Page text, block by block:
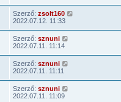
Szerző: zsolt160
2022.07.12. 11:33
Szerző: sznuni
2022.07.11. 11:14
Szerző: sznuni
2022.07.11. 11:11
Szerző: sznuni
2022.07.11. 11:09